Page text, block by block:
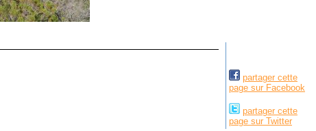
partager cette
page sur Facebook
partager cette
page sur Twitter